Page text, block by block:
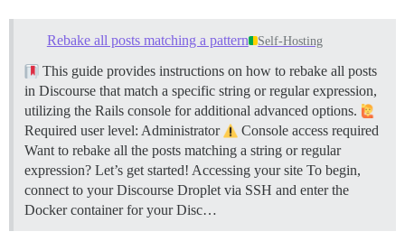
Rebake all posts matching a pattern Self-Hosting
This guide provides instructions on how to rebake all posts
in Discourse that match a specific string or regular expression,
utilizing the Rails console for additional advanced options.
Required user level: Administrator
Console access required
Want to rebake all the posts matching a string or regular
expression? Let’s get started! Accessing your site To begin,
connect to your Discourse Droplet via SSH and enter the
Docker container for your Disc…